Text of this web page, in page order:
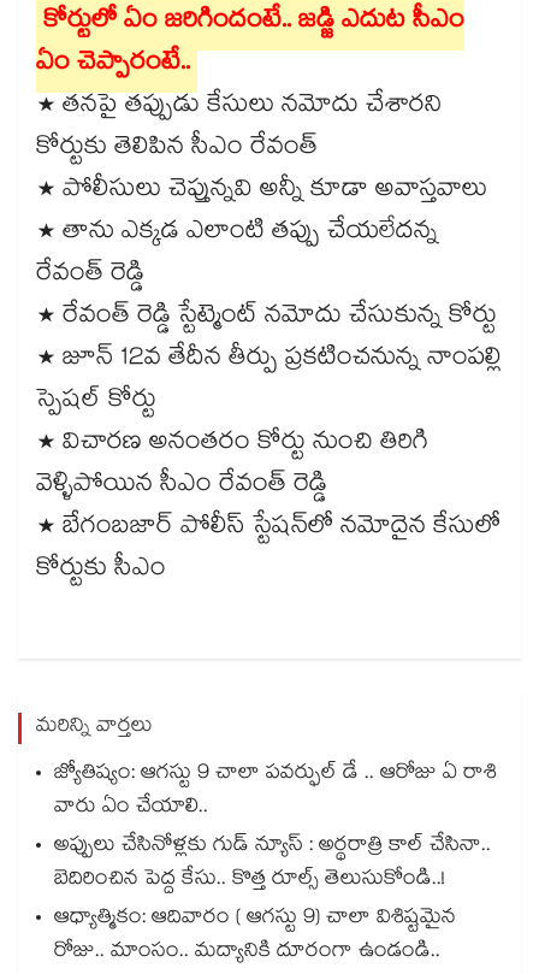
కోర్టులో ఏం జరిగిందంటే.. జడ్జి ఎదుట సీఎం
ఏం చెప్పారంటే..
* తనపై తప్పుడు కేసులు నమోదు చేశారని
కోర్టుకు తెలిపిన సీఎం రేవంత్
* పోలీసులు చెప్తున్నవి అన్నీ కూడా అవాస్తవాలు
* తాను ఎక్కడ ఎలాంటి తప్పు చేయలేదన్న
రేవంత్ రెడ్డి
* రేవంత్ రెడ్డి స్టేట్మెంట్ నమోదు చేసుకున్న కోర్టు
* జూన్ 12వ తేదీన తీర్పు ప్రకటించనున్న నాంపల్లి
స్పెషల్ కోర్టు
* విచారణ అనంతరం కోర్టు నుంచి తిరిగి
వెళ్ళిపోయిన సీఎం రేవంత్ రెడ్డి
* బేగంబజార్ పోలీస్ స్టేషన్⁬లో నమోదైన కేసులో
కోర్టుకు సీఎం
మరిన్ని వార్తలు
జ్యోతిష్యం: ఆగస్టు 9 చాలా పవర్ఫుల్ డే .. ఆరోజు ఏ రాశి
వారు ఏం చేయాలి..
అప్పులు చేసినోళ్లకు గుడ్ న్యూస్ : అర్థరాత్రి కాల్ చేసినా..
బెదిరించిన పెద్ద కేసు.. కొత్త రూల్స్ తెలుసుకోండి..!
ఆధ్యాత్మికం: ఆదివారం ( ఆగస్టు 9) చాలా విశిష్టమైన
రోజు.. మాంసం.. మద్యానికి దూరంగా ఉండండి..